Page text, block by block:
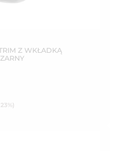
Z WKŁADKĄ